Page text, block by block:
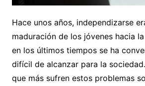
Hace unos años, independizarse
maduración de los jóvenes hacia
en los últimos tiempos se ha
difícil de alcanzar para la
que más sufren estos problemas